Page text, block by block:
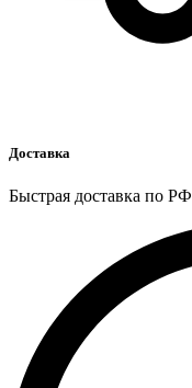
Доставка
Быстрая доставка по РФ